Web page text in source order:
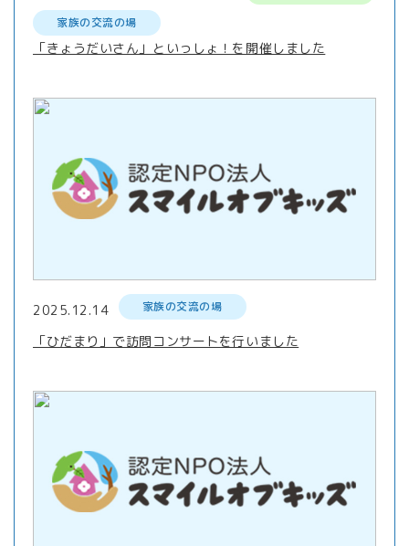
家族の交流の場
「きょうだいさん」といっしょ！を開催しました
2025.12.14 家族の交流の場
「ひだまり」で訪問コンサートを行いました